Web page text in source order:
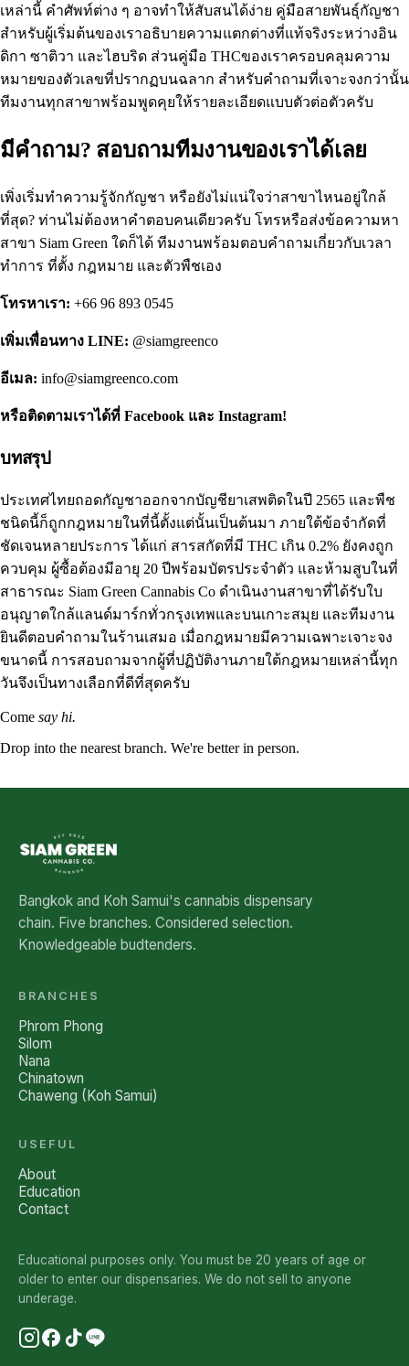
เหล่านี้ คำศัพท์ต่าง ๆ อาจทำให้สับสนได้ง่าย คู่มือสายพันธุ์กัญชา
สำหรับผู้เริ่มต้นของเราอธิบายความแตกต่างที่แท้จริงระหว่างอิน
ดิกา ซาติวา และไฮบริด ส่วนคู่มือ THCของเราครอบคลุมความ
หมายของตัวเลขที่ปรากฏบนฉลาก สำหรับคำถามที่เจาะจงกว่านั้น
ทีมงานทุกสาขาพร้อมพูดคุยให้รายละเอียดแบบตัวต่อตัวครับ
มีคำถาม? สอบถามทีมงานของเราได้เลย
เพิ่งเริ่มทำความรู้จักกัญชา หรือยังไม่แน่ใจว่าสาขาไหนอยู่ใกล้
ที่สุด? ท่านไม่ต้องหาคำตอบคนเดียวครับ โทรหรือส่งข้อความหา
สาขา Siam Green ใดก็ได้ ทีมงานพร้อมตอบคำถามเกี่ยวกับเวลา
ทำการ ที่ตั้ง กฎหมาย และตัวพืชเอง
โทรหาเรา: +66 96 893 0545
เพิ่มเพื่อนทาง LINE: @siamgreenco
อีเมล: info@siamgreenco.com
หรือติดตามเราได้ที่ Facebook และ Instagram!
บทสรุป
ประเทศไทยถอดกัญชาออกจากบัญชียาเสพติดในปี 2565 และพืช
ชนิดนี้ก็ถูกกฎหมายในที่นี้ตั้งแต่นั้นเป็นต้นมา ภายใต้ข้อจำกัดที่
ชัดเจนหลายประการ ได้แก่ สารสกัดที่มี THC เกิน 0.2% ยังคงถูก
ควบคุม ผู้ซื้อต้องมีอายุ 20 ปีพร้อมบัตรประจำตัว และห้ามสูบในที่
สาธารณะ Siam Green Cannabis Co ดำเนินงานสาขาที่ได้รับใบ
อนุญาตใกล้แลนด์มาร์กทั่วกรุงเทพและบนเกาะสมุย และทีมงาน
ยินดีตอบคำถามในร้านเสมอ เมื่อกฎหมายมีความเฉพาะเจาะจง
ขนาดนี้ การสอบถามจากผู้ที่ปฏิบัติงานภายใต้กฎหมายเหล่านี้ทุก
วันจึงเป็นทางเลือกที่ดีที่สุดครับ
Come say hi.
Drop into the nearest branch. We're better in person.
Bangkok and Koh Samui's cannabis dispensary
chain. Five branches. Considered selection.
Knowledgeable budtenders.
BRANCHES
Phrom Phong
Silom
Nana
Chinatown
Chaweng (Koh Samui)
USEFUL
About
Education
Contact
Educational purposes only. You must be 20 years of age or
older to enter our dispensaries. We do not sell to anyone
underage.